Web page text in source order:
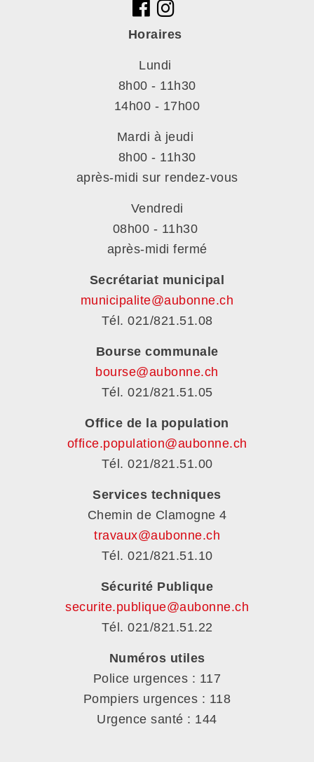
Horaires
Lundi
8h00 - 11h30
14h00 - 17h00
Mardi à jeudi
8h00 - 11h30
après-midi sur rendez-vous
Vendredi
08h00 - 11h30
après-midi fermé
Secrétariat municipal
municipalite@aubonne.ch
Tél. 021/821.51.08
Bourse communale
bourse@aubonne.ch
Tél. 021/821.51.05
Office de la population
office.population@aubonne.ch
Tél. 021/821.51.00
Services techniques
Chemin de Clamogne 4
travaux@aubonne.ch
Tél. 021/821.51.10
Sécurité Publique
securite.publique@aubonne.ch
Tél. 021/821.51.22
Numéros utiles
Police urgences : 117
Pompiers urgences : 118
Urgence santé : 144